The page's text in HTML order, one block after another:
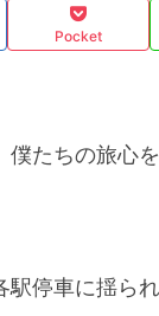
Pocket
たちの旅心
停車に揺ら